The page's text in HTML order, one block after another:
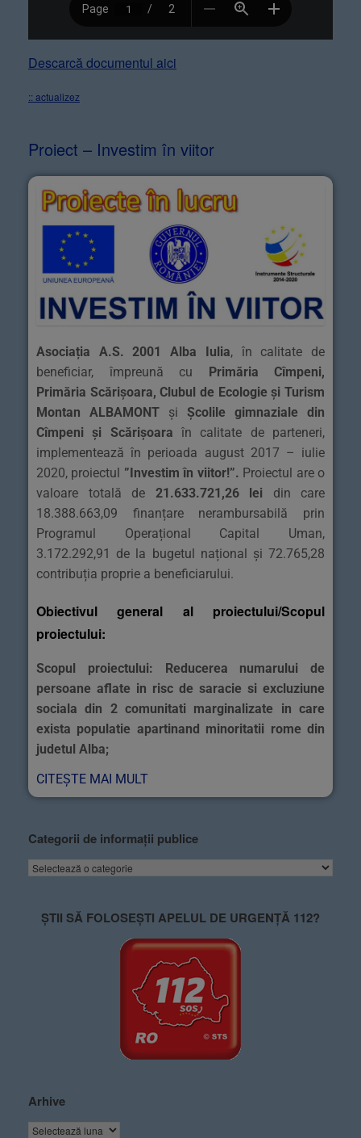
Descarcă documentul aici
:: actualizez
Proiect – Investim în viitor
Asociația A.S. 2001 Alba Iulia, în calitate de
beneficiar, împreună cu Primăria Cîmpeni,
Primăria Scărișoara, Clubul de Ecologie și Turism
Montan ALBAMONT și Școlile gimnaziale din
Cîmpeni și Scărișoara în calitate de parteneri,
implementează în perioada august 2017 – iulie
2020, proiectul ”Investim în viitor!”. Proiectul are o
valoare totală de 21.633.721,26 lei din care
18.388.663,09 finanțare nerambursabilă prin
Programul Operațional Capital Uman,
3.172.292,91 de la bugetul național și 72.765,28
contribuția proprie a beneficiarului.
Obiectivul general al proiectului/Scopul
proiectului:
Scopul proiectului: Reducerea numarului de
persoane aflate in risc de saracie si excluziune
sociala din 2 comunitati marginalizate in care
exista populatie apartinand minoritatii rome din
judetul Alba;
CITEȘTE MAI MULT
Categorii de informații publice
ȘTII SĂ FOLOSEȘTI APELUL DE URGENȚĂ 112?
Arhive